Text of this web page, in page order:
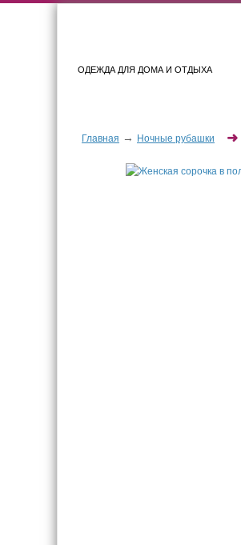
ОДЕЖДА ДЛЯ ДОМА И ОТДЫХА
Главная → Ночные рубашки ➜